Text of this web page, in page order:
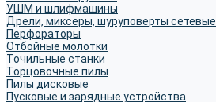
УШМ и шлифмашины
Дрели, миксеры, шуруповерты сетевые
Перфораторы
Отбойные молотки
Точильные станки
Торцовочные пилы
Пилы дисковые
Пусковые и зарядные устройства